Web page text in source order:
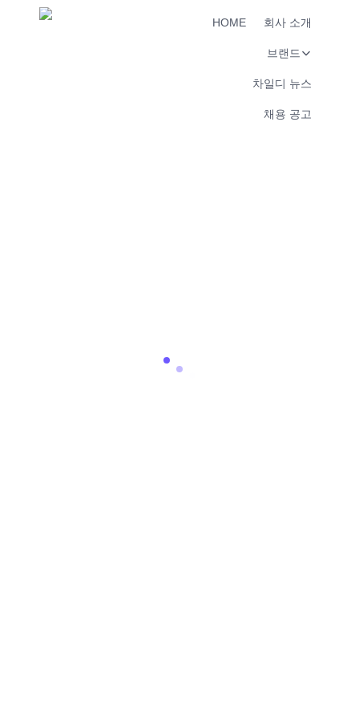
HOME 회사 소개
브랜드
차일디 뉴스
채용 공고